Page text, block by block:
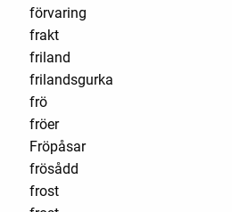
förvaring
frakt
friland
frilandsgurka
frö
fröer
Fröpåsar
frösådd
frost